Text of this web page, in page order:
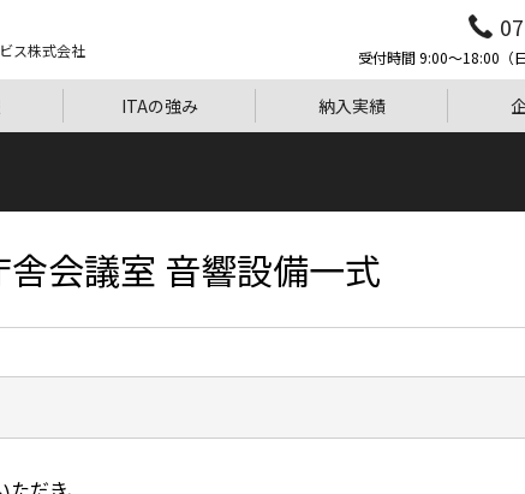
ス株式会社 受付時間 9:00〜18:00（
ITAの強み 納入実績
会議室 音響設備一式